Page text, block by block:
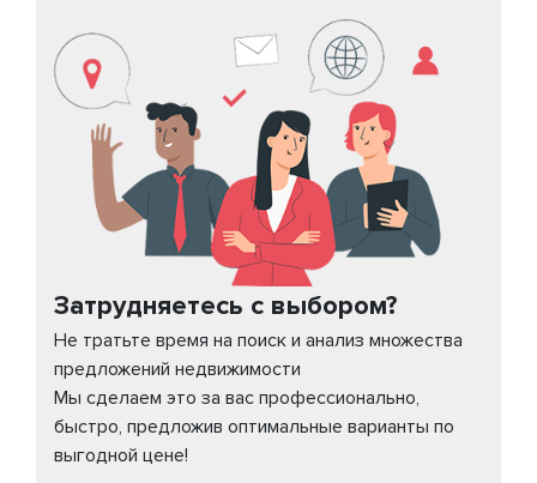
Затрудняетесь с выбором?
Не тратьте время на поиск и анализ множества
предложений недвижимости
Мы сделаем это за вас профессионально,
быстро, предложив оптимальные варианты по
выгодной цене!